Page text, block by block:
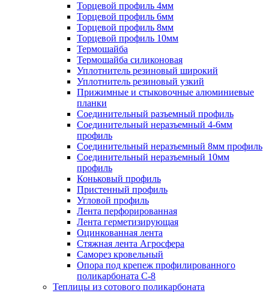
Торцевой профиль 4мм
Торцевой профиль 6мм
Торцевой профиль 8мм
Торцевой профиль 10мм
Термошайба
Термошайба силиконовая
Уплотнитель резиновый широкий
Уплотнитель резиновый узкий
Прижимные и стыковочные алюминиевые
планки
Соединительный разъемный профиль
Соединительный неразъемный 4-6мм
профиль
Соединительный неразъемный 8мм профиль
Соединительный неразъемный 10мм
профиль
Коньковый профиль
Пристенный профиль
Угловой профиль
Лента перфорированная
Лента герметизирующая
Оцинкованная лента
Стяжная лента Агросфера
Саморез кровельный
Опора под крепеж профилированного
поликарбоната С-8
Теплицы из сотового поликарбоната